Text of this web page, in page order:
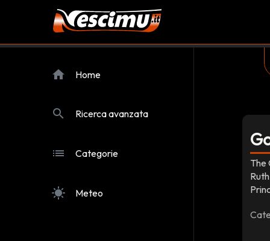
home Home
search Ricerca avanzata
list Categorie
sunny Meteo
The